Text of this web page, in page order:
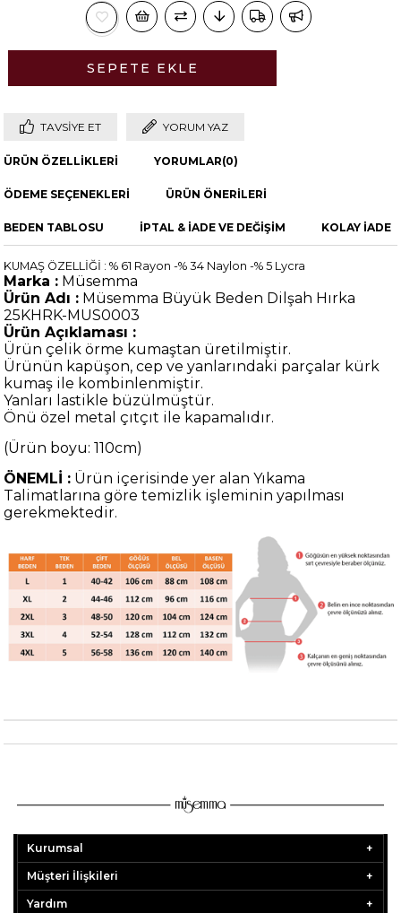
TAVSIYE ET YORUM YAZ
ÜRÜN ÖZELLIKLERI YORUMLAR(0)
ÖDEME SEÇENEKLERI ÜRÜN ÖNERILERI
BEDEN TABLOSU İPTAL & İADE VE DEĞİŞİM KOLAY İADE
KUMAŞ ÖZELLİĞİ : % 61 Rayon -% 34 Naylon -% 5 Lycra
Marka : Müsemma
Ürün Adı : Müsemma Büyük Beden Dilşah Hırka
25KHRK-MUS0003
Ürün Açıklaması :
Ürün çelik örme kumaştan üretilmiştir.
Ürünün kapüşon, cep ve yanlarındaki parçalar kürk
kumaş ile kombinlenmiştir.
Yanları lastikle büzülmüştür.
Önü özel metal çıtçıt ile kapamalıdır.
(Ürün boyu: 110cm)
ÖNEMLİ : Ürün içerisinde yer alan Yıkama
Talimatlarına göre temizlik işleminin yapılması
gerekmektedir.
Kurumsal
Müşteri İlişkileri
Yardım